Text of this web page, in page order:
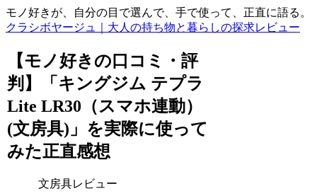
モノ好きが、自分の目で選んで、手で使って、正直に語る。
クラシボヤージュ｜大人の持ち物と暮らしの探求レビュー
【モノ好きの口コミ・評
判】「キングジム テプラ
Lite LR30（スマホ連動）
(文房具)」を実際に使って
みた正直感想
文房具レビュー